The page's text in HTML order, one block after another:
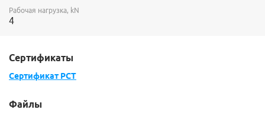
Рабочая нагрузка, kN
4
Сертификаты
Сертификат РСТ
Файлы